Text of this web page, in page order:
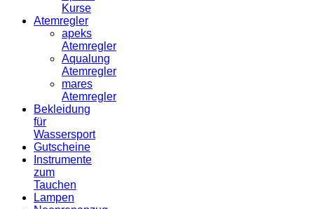
Kurse
Atemregler
apeks
Atemregler
Aqualung
Atemregler
mares
Atemregler
Bekleidung
für
Wassersport
Gutscheine
Instrumente
zum
Tauchen
Lampen